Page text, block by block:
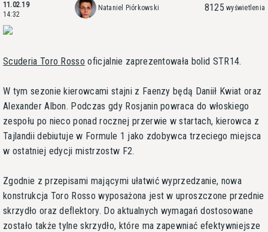
11.02.19
14:32
Nataniel Piórkowski 8125 wyświetlenia
Scuderia Toro Rosso oficjalnie zaprezentowała bolid STR14.
W tym sezonie kierowcami stajni z Faenzy będą Daniił Kwiat oraz
Alexander Albon. Podczas gdy Rosjanin powraca do włoskiego
zespołu po nieco ponad rocznej przerwie w startach, kierowca z
Tajlandii debiutuje w Formule 1 jako zdobywca trzeciego miejsca
w ostatniej edycji mistrzostw F2.
Zgodnie z przepisami mającymi ułatwić wyprzedzanie, nowa
konstrukcja Toro Rosso wyposażona jest w uproszczone przednie
skrzydło oraz deflektory. Do aktualnych wymagań dostosowane
zostało także tylne skrzydło, które ma zapewniać efektywniejsze